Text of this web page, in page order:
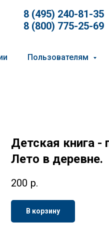
8 (495) 240-81-35
8 (800) 775-25-69
Пользователям
Детская книга -
Лето в деревне.
200 р.
В корзину